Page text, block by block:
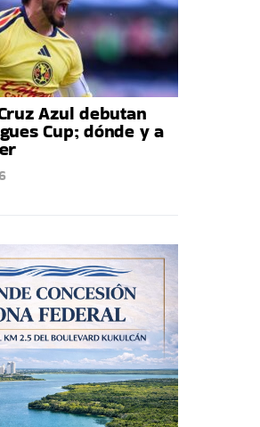
Azul debutan
Cup; dónde y a